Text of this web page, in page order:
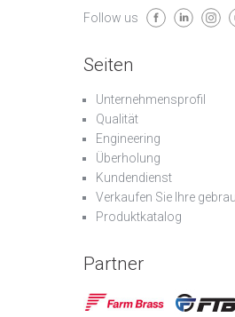
Follow us
Seiten
Unternehmensprofil
Qualität
Engineering
Überholung
Kundendienst
Verkaufen Sie Ihre
Produktkatalog
Partner